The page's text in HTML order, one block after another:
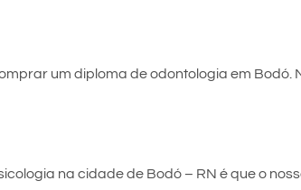
um diploma de odontologia em
na cidade de Bodó – RN é que o